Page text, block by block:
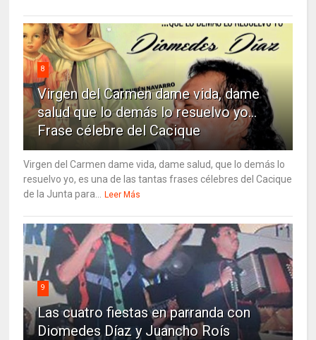
8
Virgen del Carmen dame vida, dame
salud que lo demás lo resuelvo yo…
Frase célebre del Cacique
Virgen del Carmen dame vida, dame salud, que lo demás lo
resuelvo yo, es una de las tantas frases célebres del Cacique
de la Junta para...
Leer Más
9
Las cuatro fiestas en parranda con
Diomedes Díaz y Juancho Roís